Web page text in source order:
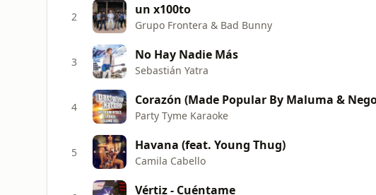
2 un x100to
Grupo Frontera & Bad Bunny
3 No Hay Nadie Más
Sebastián Yatra
4 Corazón (Made Popular By Maluma &
Party Tyme Karaoke
5 Havana (feat. Young Thug)
Camila Cabello
Vértiz - Cuéntame